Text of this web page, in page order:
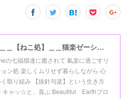
抜針与楽＿＿【ねこ処】＿＿猫楽ゼーションHome☆
の七福猫達に癒されて 氣楽に過ごすリ
ン処 楽しくムリせず暮らしながら 心
取り組み 【抜針与楽】という生き方
ャッ☆と、喜ぶ Beautiful Earthプロ